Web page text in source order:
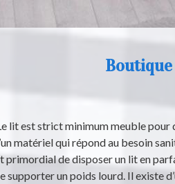
lit est strict minimum meuble pour
matériel qui répond au besoin
primordial de disposer un lit en
supporter un poids lourd. Il existe